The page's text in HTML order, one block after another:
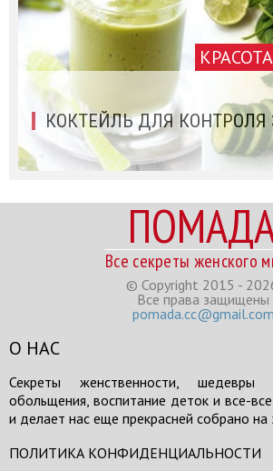
КОКТЕЙЛЬ ДЛЯ КОНТРОЛЯ
Все секреты женского
© Copyright 2015 -
Все права защищены
pomada.cc@gmail.com
О НАС
Секреты женственности, шедевры
обольщения, воспитание деток и все-
и делает нас еще прекрасней собрано на
ПОЛИТИКА КОНФИДЕНЦИАЛЬНОСТИ